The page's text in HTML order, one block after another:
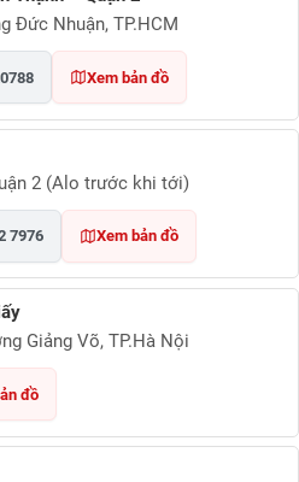
Đức Nhuận, TP.HCM
Xem bản đồ
2 (Alo trước khi tới)
7976 Xem bản đồ
Giảng Võ, TP.Hà Nội
đồ